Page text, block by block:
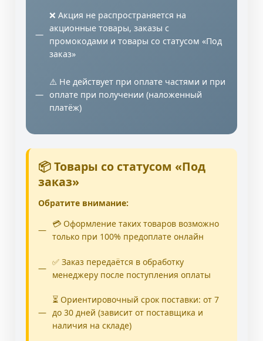
❌ Акция не распространяется на
акционные товары, заказы с
промокодами и товары со статусом «Под
заказ»
⚠️ Не действует при оплате частями и при
оплате при получении (наложенный
платёж)
📦 Товары со статусом «Под
заказ»
Обратите внимание:
💳 Оформление таких товаров возможно
только при 100% предоплате онлайн
✅ Заказ передаётся в обработку
менеджеру после поступления оплаты
⏳ Ориентировочный срок поставки: от 7
до 30 дней (зависит от поставщика и
наличия на складе)